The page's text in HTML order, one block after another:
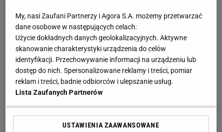
My, nasi Zaufani Partnerzy i Agora S.A. możemy przetwarzać
dane osobowe w następujących celach:
Użycie dokładnych danych geolokalizacyjnych. Aktywne
skanowanie charakterystyki urządzenia do celów
identyfikacji. Przechowywanie informacji na urządzeniu lub
dostęp do nich. Spersonalizowane reklamy i treści, pomiar
reklam i treści, badnie odbiorców i ulepszanie usług.
Lista Zaufanych Partnerów
USTAWIENIA ZAAWANSOWANE